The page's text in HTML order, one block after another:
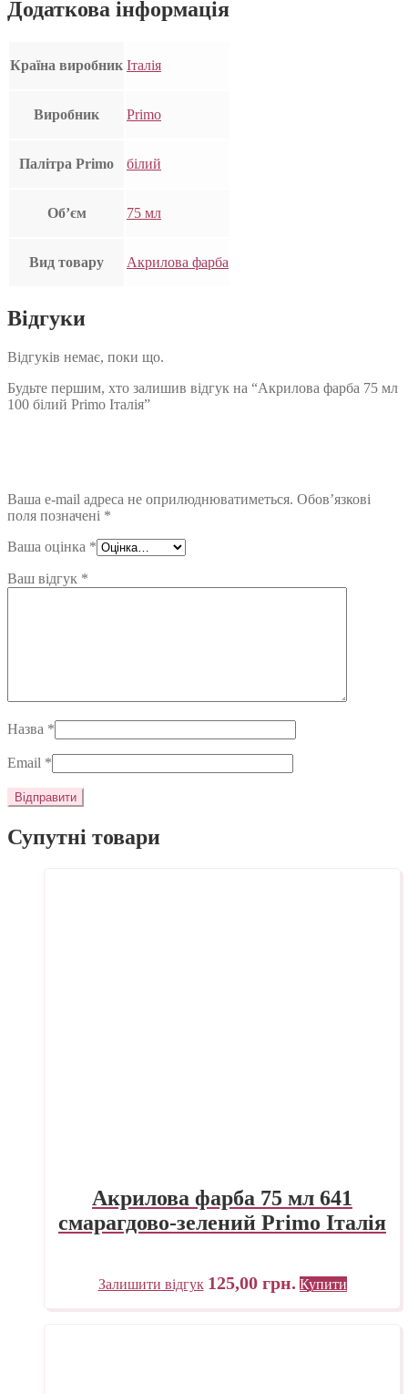
Додаткова інформація
Країна виробник Італія
Виробник Primo
Палітра Primo білий
Об’єм 75 мл
Вид товару Акрилова фарба
Відгуки
Відгуків немає, поки що.
Будьте першим, хто залишив відгук на “Акрилова фарба 75 мл
100 білий Primo Італія”
Ваша e-mail адреса не оприлюднюватиметься. Обов’язкові
поля позначені *
Ваша оцінка *
Ваш відгук *
Назва *
Email *
Супутні товари
Акрилова фарба 75 мл 641
смарагдово-зелений Primo Італія
Залишити відгук 125,00 грн. Купити